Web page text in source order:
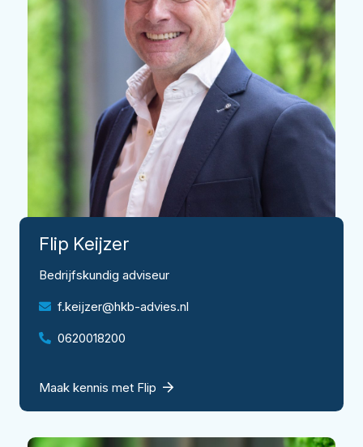
Flip Keijzer
Bedrijfskundig adviseur
f.keijzer@hkb-advies.nl
0620018200
Maak kennis met Flip